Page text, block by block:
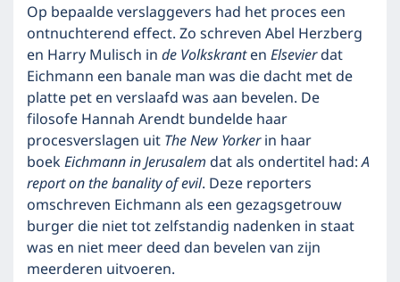
Op bepaalde verslaggevers had het proces een
ontnuchterend effect. Zo schreven Abel Herzberg
en Harry Mulisch inde VolkskrantenElsevierdat
Eichmann een banale man was die dacht met de
platte pet en verslaafd was aan bevelen. De
filosofe Hannah Arendt bundelde haar
procesverslagen uitThe New Yorkerin haar
boekEichmann in Jerusalemdat als ondertitel had:A
report on the banality of evil. Deze reporters
omschreven Eichmann als een gezagsgetrouw
burger die niet tot zelfstandig nadenken in staat
was en niet meer deed dan bevelen van zijn
meerderen uitvoeren.